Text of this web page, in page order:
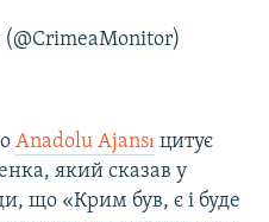
Anadolu Ajansı цитує
який сказав у
що «Крим був, є і буде